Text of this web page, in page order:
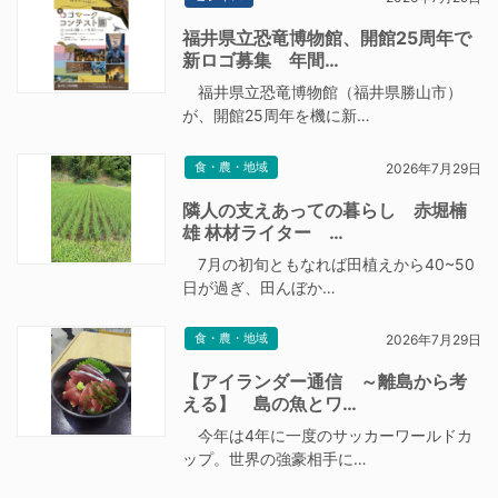
福井県立恐竜博物館、開館25周年で
新ロゴ募集 年間…
福井県立恐竜博物館（福井県勝山市）
が、開館25周年を機に新…
食・農・地域 2026年7月29日
隣人の支えあっての暮らし 赤堀楠
雄 林材ライター …
7月の初旬ともなれば田植えから40~50
日が過ぎ、田んぼか…
食・農・地域 2026年7月29日
【アイランダー通信 ～離島から考
える】 島の魚とワ…
今年は4年に一度のサッカーワールドカ
ップ。世界の強豪相手に…